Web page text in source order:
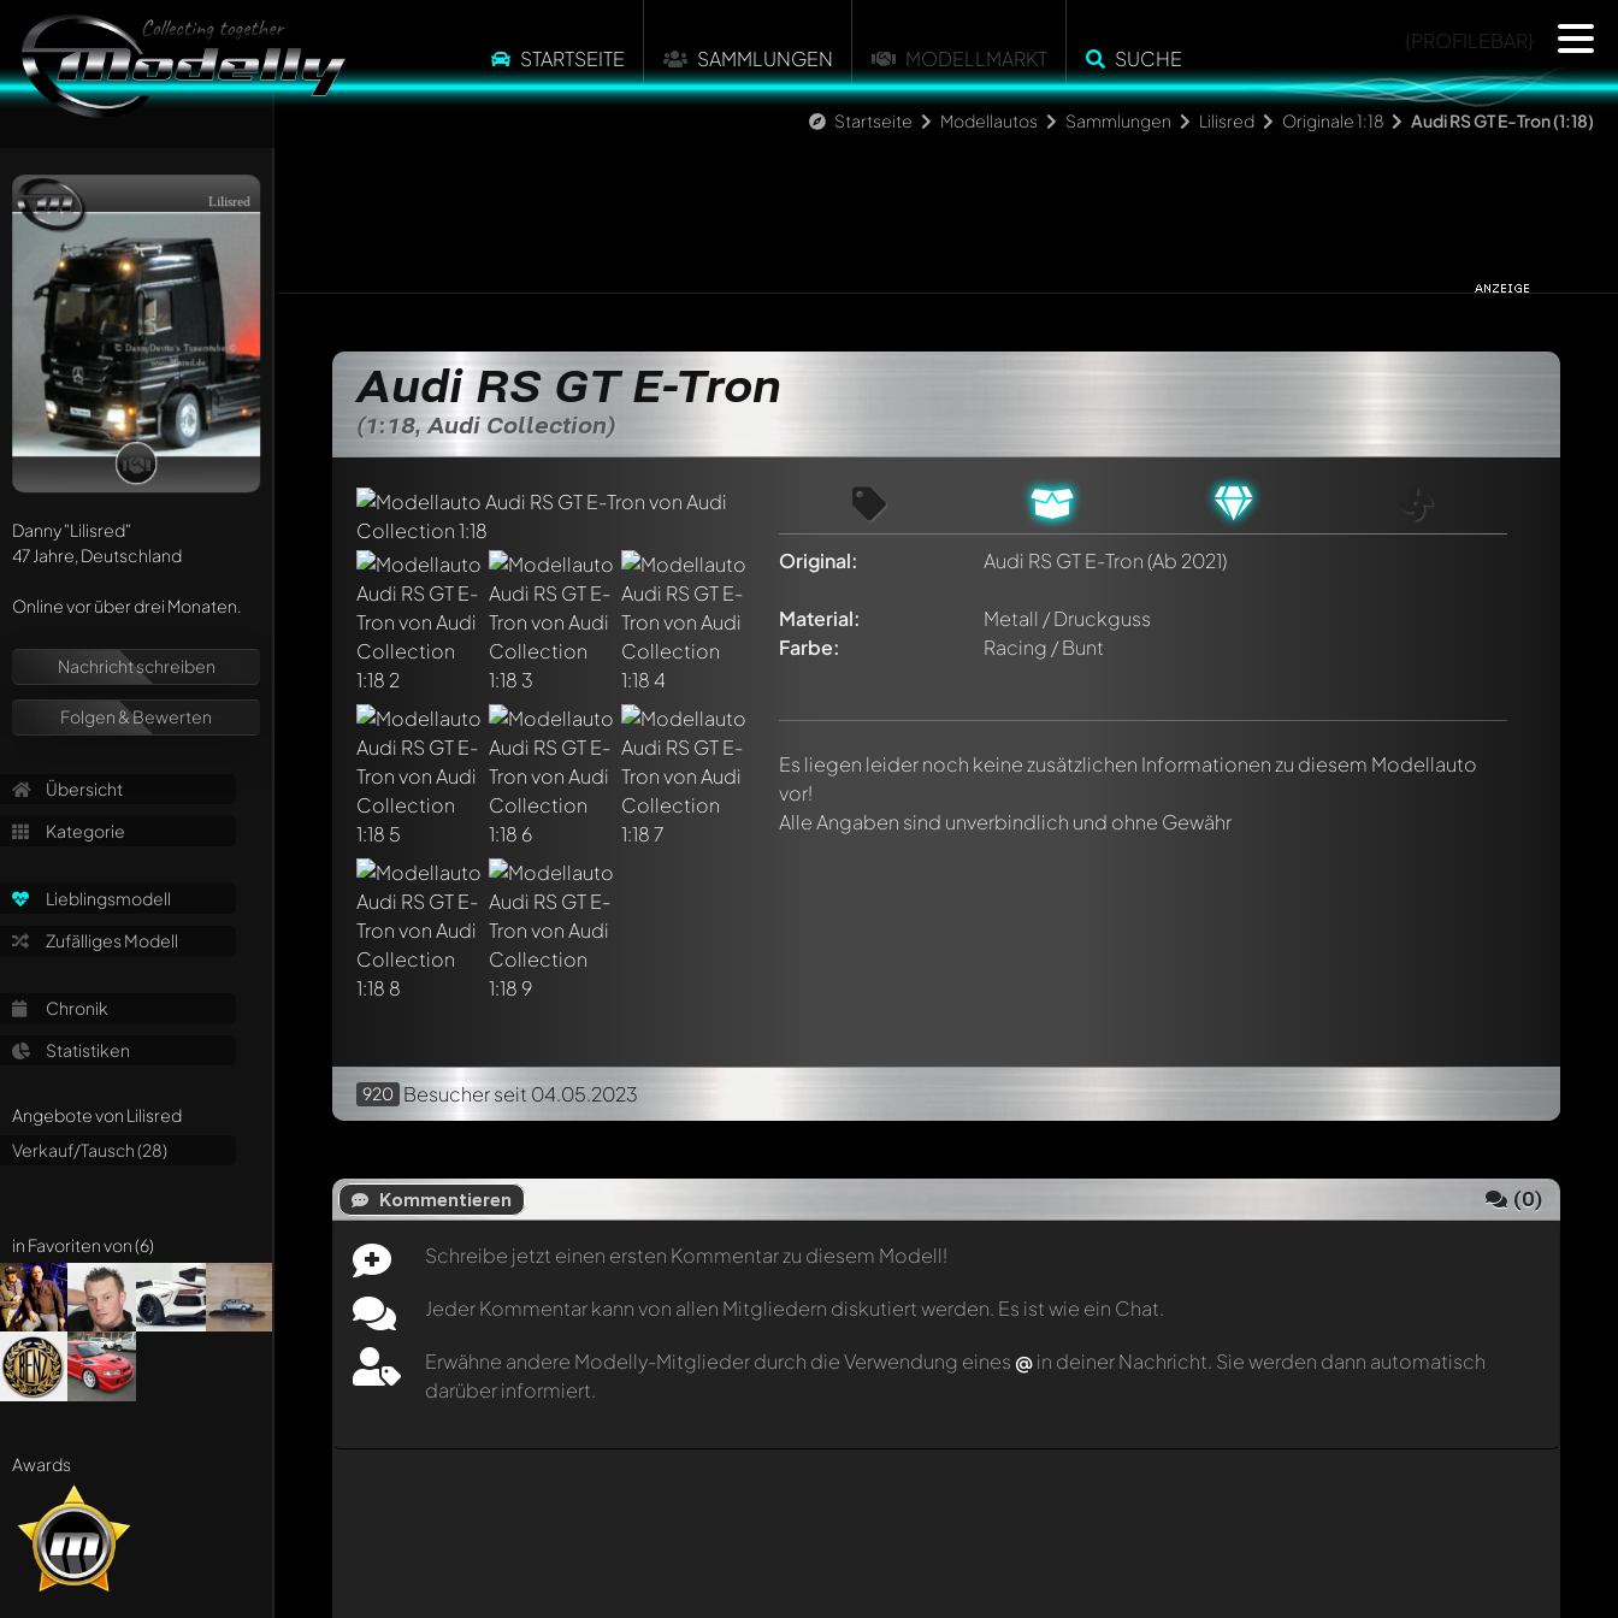
STARTSEITE SAMMLUNGEN MODELLMARKT SUCHE
{PROFILEBAR}
Startseite Modellautos Sammlungen Lilisred Originale 1:18 Audi RS GT E-Tron (1:18)
Lilisred
Danny"Lilisred"
47 Jahre, Deutschland
Online vor über drei Monaten.
Nachricht schreiben
Folgen & Bewerten
Übersicht
Kategorie
Lieblingsmodell
Zufälliges Modell
Chronik
Statistiken
Angebote von Lilisred
Verkauf/Tausch (28)
in Favoriten von (6)
Awards
Audi RS GT E-Tron
(1:18, Audi Collection)
Original: Audi RS GT E-Tron(Ab 2021)
Material:
Metall / Druckguss
Farbe:
Racing / Bunt
Es liegen leider noch keine zusätzlichen Informationen zu diesem Modellauto
vor!
Alle Angaben sind unverbindlich und ohne Gewähr
920 Besucherseit 04.05.2023
Kommentieren (0)
Schreibe jetzt einen ersten Kommentar zu diesem Modell!
Jeder Kommentar kann von allen Mitgliedern diskutiert werden. Es ist wie ein Chat.
Erwähne andere Modelly-Mitglieder durch die Verwendung eines @in deiner Nachricht. Sie werden dann automatisch
darüber informiert.
Schreibe jetzt einen ersten Kommentar zu diesem Modell!
Jeder Kommentar kann von allen Mitgliedern diskutiert werden. Es ist wie ein Chat.
Erwähne andere Modelly-Mitglieder durch die Verwendung eines